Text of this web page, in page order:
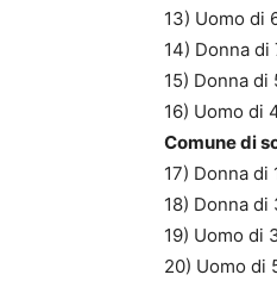
13) Uomo di
14) Donna
15) Donna
16) Uomo di
Comune di
17) Donna
18) Donna
19) Uomo di
20) Uomo di